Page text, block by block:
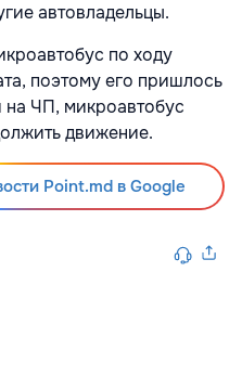
автовладельцы.
по ходу
поэтому его пришлось
на ЧП, микроавтобус
движение.
Point.md в Google